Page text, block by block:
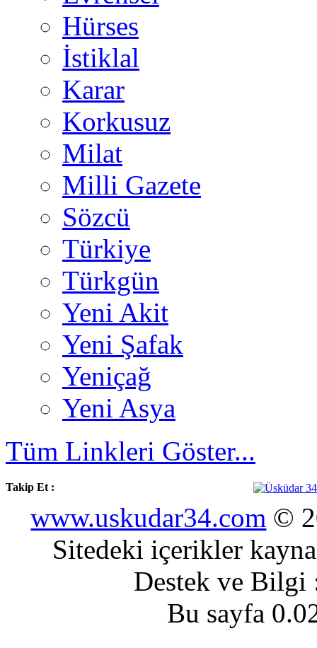
Hürses
İstiklal
Karar
Korkusuz
Milat
Milli Gazete
Sözcü
Türkiye
Türkgün
Yeni Akit
Yeni Şafak
Yeniçağ
Yeni Asya
Tüm Linkleri Göster...
Takip Et :
www.uskudar34.com ©
Sitedeki içerikler
Destek ve
Bu sayfa